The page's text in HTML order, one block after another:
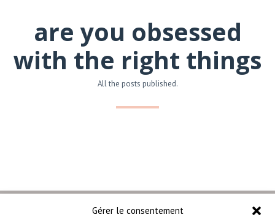
Gérer le consentement
are you obsessed
with the right things
All the posts published.